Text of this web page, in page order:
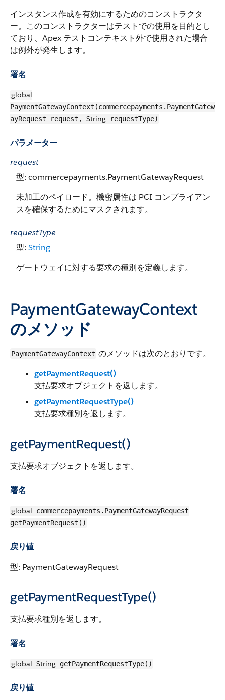
インスタンス作成を有効にするためのコンストラクタ
ー。このコンストラクターはテストでの使用を目的とし
ており、Apex テストコンテキスト外で使用された場合
は例外が発生します。
署名
global
PaymentGatewayContext(commercepayments.PaymentGatew
ayRequest request, String requestType)
パラメーター
request
型: commercepayments.PaymentGatewayRequest
未加工のペイロード。機密属性は PCI コンプライアン
スを確保するためにマスクされます。
requestType
型: String
ゲートウェイに対する要求の種別を定義します。
PaymentGatewayContext
のメソッド
PaymentGatewayContext のメソッドは次のとおりです。
getPaymentRequest()
支払要求オブジェクトを返します。
getPaymentRequestType()
支払要求種別を返します。
getPaymentRequest()
支払要求オブジェクトを返します。
署名
global commercepayments.PaymentGatewayRequest
getPaymentRequest()
戻り値
型: PaymentGatewayRequest
getPaymentRequestType()
支払要求種別を返します。
署名
global String getPaymentRequestType()
戻り値